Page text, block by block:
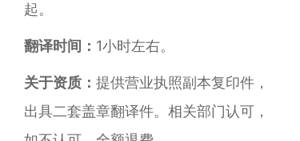
起。
翻译时间： 1小时左右。
关于资质： 提供营业执照副本复印件，
出具二套盖章翻译件。相关部门认可，